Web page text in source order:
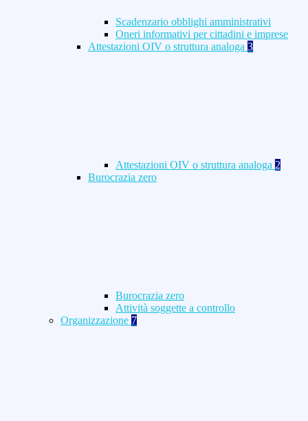
Scadenzario obblighi amministrativi
Oneri informativi per cittadini e imprese
Attestazioni OIV o struttura analoga 3
Attestazioni OIV o struttura analoga 2
Burocrazia zero
Burocrazia zero
Attività soggette a controllo
Organizzazione 7